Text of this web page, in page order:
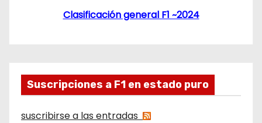
Clasificación general F1 ~2024
Suscripciones a F1 en estado puro
suscribirse a las entradas